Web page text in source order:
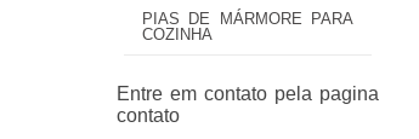
PIAS DE MÁRMORE PARA
COZINHA